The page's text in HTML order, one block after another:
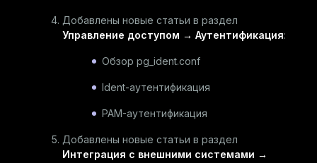
Добавлены новые статьи в раздел
Управление доступом → Аутентификация:
Обзор pg_ident.conf
Ident-аутентификация
PAM-аутентификация
Добавлены новые статьи в раздел
Интеграция с внешними системами →